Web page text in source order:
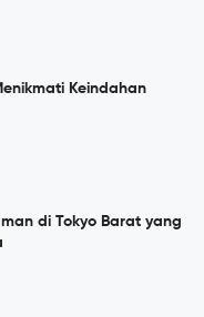
Keindahan
di Tokyo Barat yang